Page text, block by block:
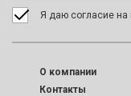
Я даю согласие на
O компании
Контакты